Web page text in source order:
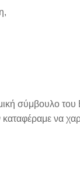
σύμβουλο
να